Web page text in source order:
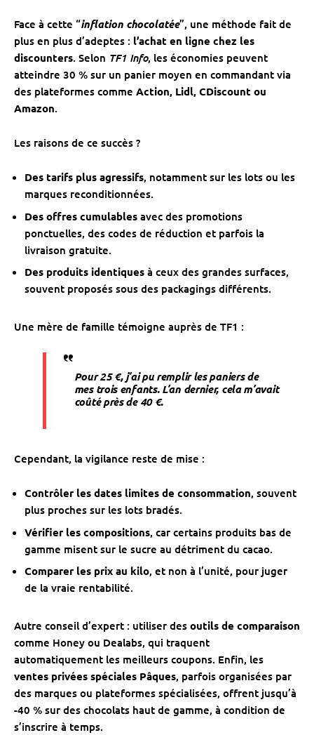
Face à cette “inflation chocolatée”, une méthode fait de
plus en plus d’adeptes : l’achat en ligne chez les
discounters. Selon TF1 Info, les économies peuvent
atteindre 30 % sur un panier moyen en commandant via
des plateformes comme Action, Lidl, CDiscount ou
Amazon.
Les raisons de ce succès ?
Des tarifs plus agressifs, notamment sur les lots ou les
marques reconditionnées.
Des offres cumulables avec des promotions
ponctuelles, des codes de réduction et parfois la
livraison gratuite.
Des produits identiques à ceux des grandes surfaces,
souvent proposés sous des packagings différents.
Une mère de famille témoigne auprès de TF1 :
Pour 25 €, j’ai pu remplir les paniers de
mes trois enfants. L’an dernier, cela m’avait
coûté près de 40 €.
Cependant, la vigilance reste de mise :
Contrôler les dates limites de consommation, souvent
plus proches sur les lots bradés.
Vérifier les compositions, car certains produits bas de
gamme misent sur le sucre au détriment du cacao.
Comparer les prix au kilo, et non à l’unité, pour juger
de la vraie rentabilité.
Autre conseil d’expert : utiliser des outils de comparaison
comme Honey ou Dealabs, qui traquent
automatiquement les meilleurs coupons. Enfin, les
ventes privées spéciales Pâques, parfois organisées par
des marques ou plateformes spécialisées, offrent jusqu’à
-40 % sur des chocolats haut de gamme, à condition de
s’inscrire à temps.